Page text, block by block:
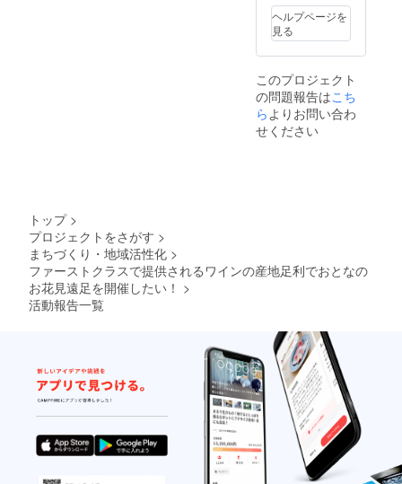
自由が丘と
いう都心の
商業エリア
に醸造場を
つくり、ワ
イン醸造を
いる感覚な
全なぶどう
をみんなで
踏んで個性
的なワイン
を皆で作っ
てガブガブ
飲める。そ
の体験が畑
合もあ
りま
す。あ
らかじ
承くだ
さい。
酒販免
許取得
済
学バス
代、
BBQ、
ワイン
まれて
いま
す。
(＊)参加
くだ
ン」の
苗木を
ます。
ただ
し、苗
木の購
入につ
いて
は、別
途苗木
代が必
要で
ヘルプページを
見る
このプロジェクト
の問題報告はこち
ら よりお問い合わ
せください
トップ >
プロジェクトをさがす >
まちづくり・地域活性化 >
ファーストクラスで提供されるワインの産地足利でおとなの
お花見遠足を開催したい！ >
活動報告一覧